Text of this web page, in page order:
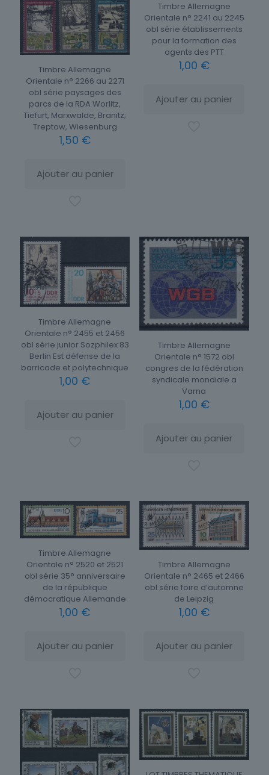
Timbre Allemagne
Orientale n° 2266 au 2271
obl série paysages des
parcs de la RDA Worlitz,
Tiefurt, Marxwalde, Branitz;
Treptow, Wiesenburg
1,50 €
Ajouter au panier
Timbre Allemagne
Orientale n° 2241 au 2245
obl série établissements
pour la formation des
agents des PTT
1,00 €
Ajouter au panier
Timbre Allemagne
Orientale n° 2455 et 2456
obl série junior Sozphilex 83
Berlin Est défense de la
barricade et polytechnique
1,00 €
Ajouter au panier
Timbre Allemagne
Orientale n° 1572 obl
congres de la fédération
syndicale mondiale a
Varna
1,00 €
Ajouter au panier
Timbre Allemagne
Orientale n° 2520 et 2521
obl série 35° anniversaire
de la république
démocratique Allemande
1,00 €
Ajouter au panier
Timbre Allemagne
Orientale n° 2465 et 2466
obl série foire d’automne
de Leipzig
1,00 €
Ajouter au panier